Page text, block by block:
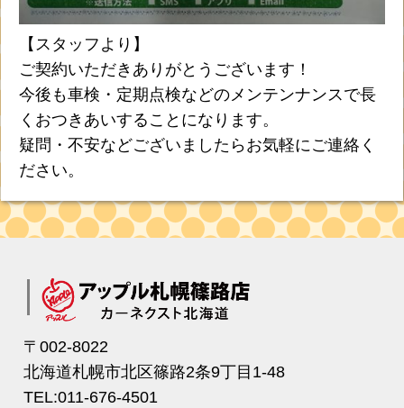
【スタッフより】
ご契約いただきありがとうございます！
今後も車検・定期点検などのメンテンナンスで長
くおつきあいすることになります。
疑問・不安などございましたらお気軽にご連絡く
ださい。
〒002-8022
北海道札幌市北区篠路2条9丁目1-48
TEL:011-676-4501